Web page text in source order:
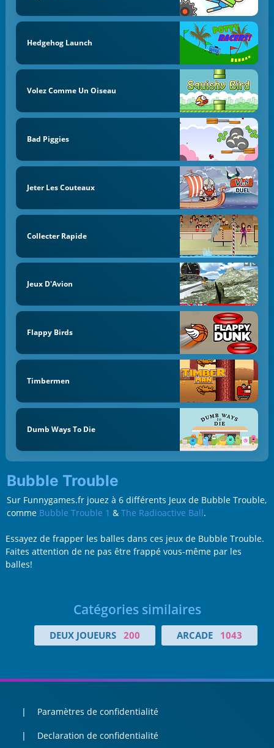
Hedgehog Launch
Volez Comme Un Oiseau
Bad Piggies
Jeter Les Couteaux
Collecter Rapide
Jeux D'Avion
Flappy Birds
Timbermen
Dumb Ways To Die
Bubble Trouble
Sur Funnygames.fr jouez à 6 différents Jeux de Bubble Trouble,
comme Bubble Trouble 1 & The Radioactive Ball.
Essayez de frapper les balles dans ces jeux de Bubble Trouble.
Faites attention de ne pas être frappé vous-même par les
balles!
Catégories similaires
DEUX JOUEURS 200 ARCADE 1043
Paramètres de confidentialité
Declaration de confidentialité